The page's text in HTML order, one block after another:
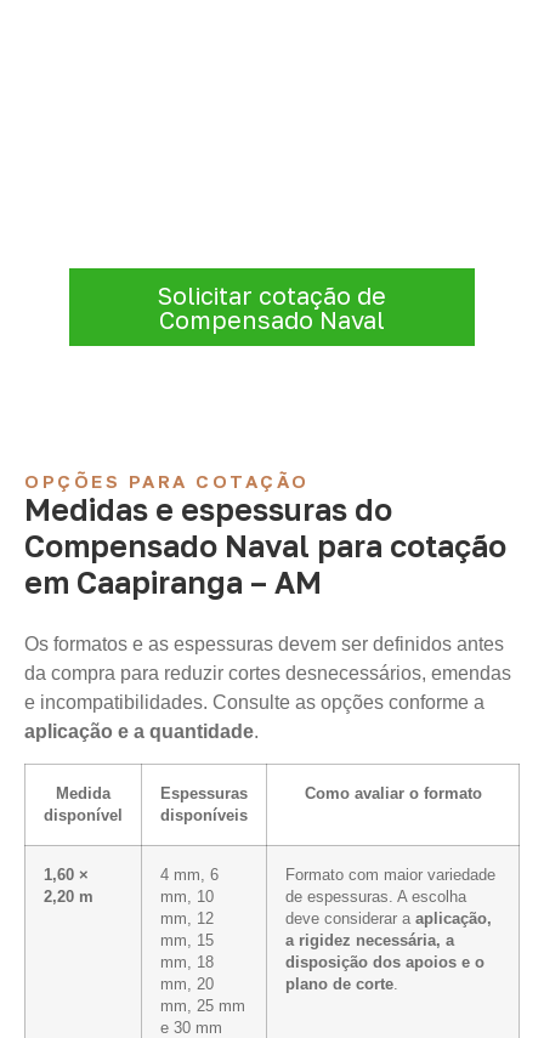
Solicitar cotação de
Compensado Naval
OPÇÕES PARA COTAÇÃO
Medidas e espessuras do
Compensado Naval para cotação
em Caapiranga – AM
Os formatos e as espessuras devem ser definidos antes
da compra para reduzir cortes desnecessários, emendas
e incompatibilidades. Consulte as opções conforme a
aplicação e a quantidade.
Medida
disponível
Espessuras
disponíveis
Como avaliar o formato
1,60 ×
2,20 m
4 mm, 6
mm, 10
mm, 12
mm, 15
mm, 18
mm, 20
mm, 25 mm
e 30 mm
Formato com maior variedade
de espessuras. A escolha
deve considerar a aplicação,
a rigidez necessária, a
disposição dos apoios e o
plano de corte.